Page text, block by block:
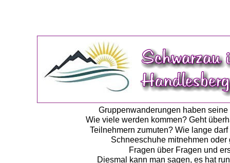
Gruppenwanderungen haben
Wie viele werden kommen? Geht
Teilnehmern zumuten? Wie lange
Schneeschuhe mitnehmen
Fragen über Fragen und
Diesmal kann man sagen, es hat